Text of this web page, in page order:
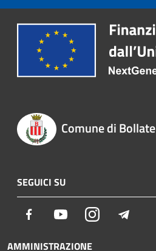
Comune di Bollate
SEGUICI SU
Facebook YoutubeInstagram
AMMINISTRAZIONE